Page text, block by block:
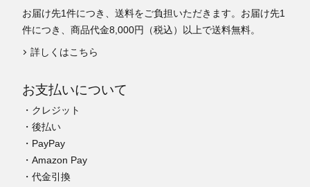
お届け先1件につき、送料をご負担いただきます。お届け先1
件につき、商品代金8,000円（税込）以上で送料無料。
詳しくはこちら
お支払いについて
・クレジット
・後払い
・PayPay
・Amazon Pay
・代金引換